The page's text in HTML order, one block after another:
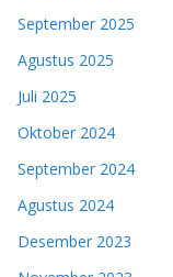
September 2025
Agustus 2025
Juli 2025
Oktober 2024
September 2024
Agustus 2024
Desember 2023